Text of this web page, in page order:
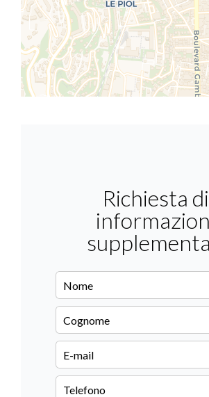
Richiesta di